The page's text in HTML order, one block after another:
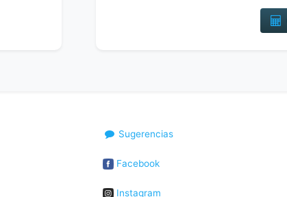
Sugerencias
Facebook
Instagram